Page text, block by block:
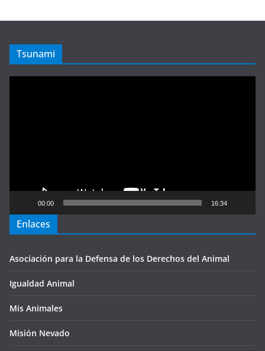
Tsunami
00:00 16:34
Enlaces
Asociación para la Defensa de los Derechos del Animal
Igualdad Animal
Mis Animales
Misión Nevado